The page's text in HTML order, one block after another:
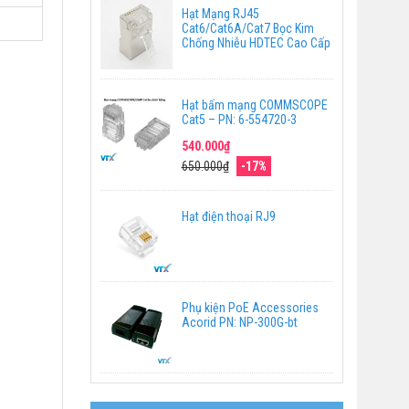
Hạt Mạng RJ45
Cat6/Cat6A/Cat7 Bọc Kim
Chống Nhiễu HDTEC Cao Cấp
Hạt bấm mạng COMMSCOPE
Cat5 – PN: 6-554720-3
540.000₫
650.000₫
-17%
Hạt điện thoại RJ9
Phụ kiện PoE Accessories
Acorid PN: NP-300G-bt